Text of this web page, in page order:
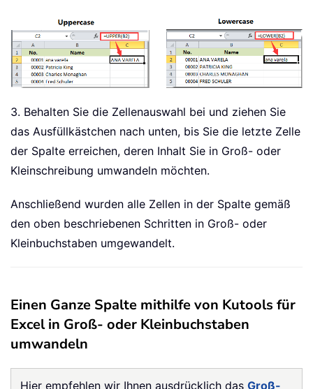
3. Behalten Sie die Zellenauswahl bei und ziehen Sie
das Ausfüllkästchen nach unten, bis Sie die letzte Zelle
der Spalte erreichen, deren Inhalt Sie in Groß- oder
Kleinschreibung umwandeln möchten.
Anschließend wurden alle Zellen in der Spalte gemäß
den oben beschriebenen Schritten in Groß- oder
Kleinbuchstaben umgewandelt.
Einen Ganze Spalte mithilfe von Kutools für
Excel in Groß- oder Kleinbuchstaben
umwandeln
Hier empfehlen wir Ihnen ausdrücklich das Groß-